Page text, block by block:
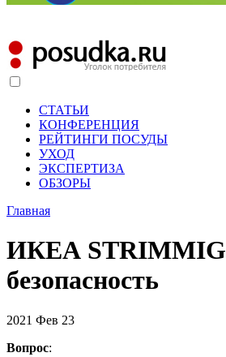
СТАТЬИ
КОНФЕРЕНЦИЯ
РЕЙТИНГИ ПОСУДЫ
УХОД
ЭКСПЕРТИЗА
ОБЗОРЫ
Главная
ИКЕА STRIMMIG
безопасность
2021 Фев 23
Вопрос: